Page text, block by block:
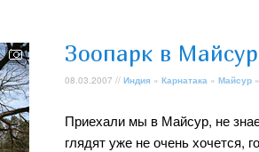
Зоопарк в
08.03.2007 // Индия » Карнатака » Майсур
Приехали мы в Майсур, не
глядят уже не очень хочется,